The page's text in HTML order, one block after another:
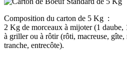
Composition du carton de 5 Kg :
2 Kg de morceaux à mijoter (1
à griller ou à rôtir (rôti, macreuse,
tranche, entrecôte).